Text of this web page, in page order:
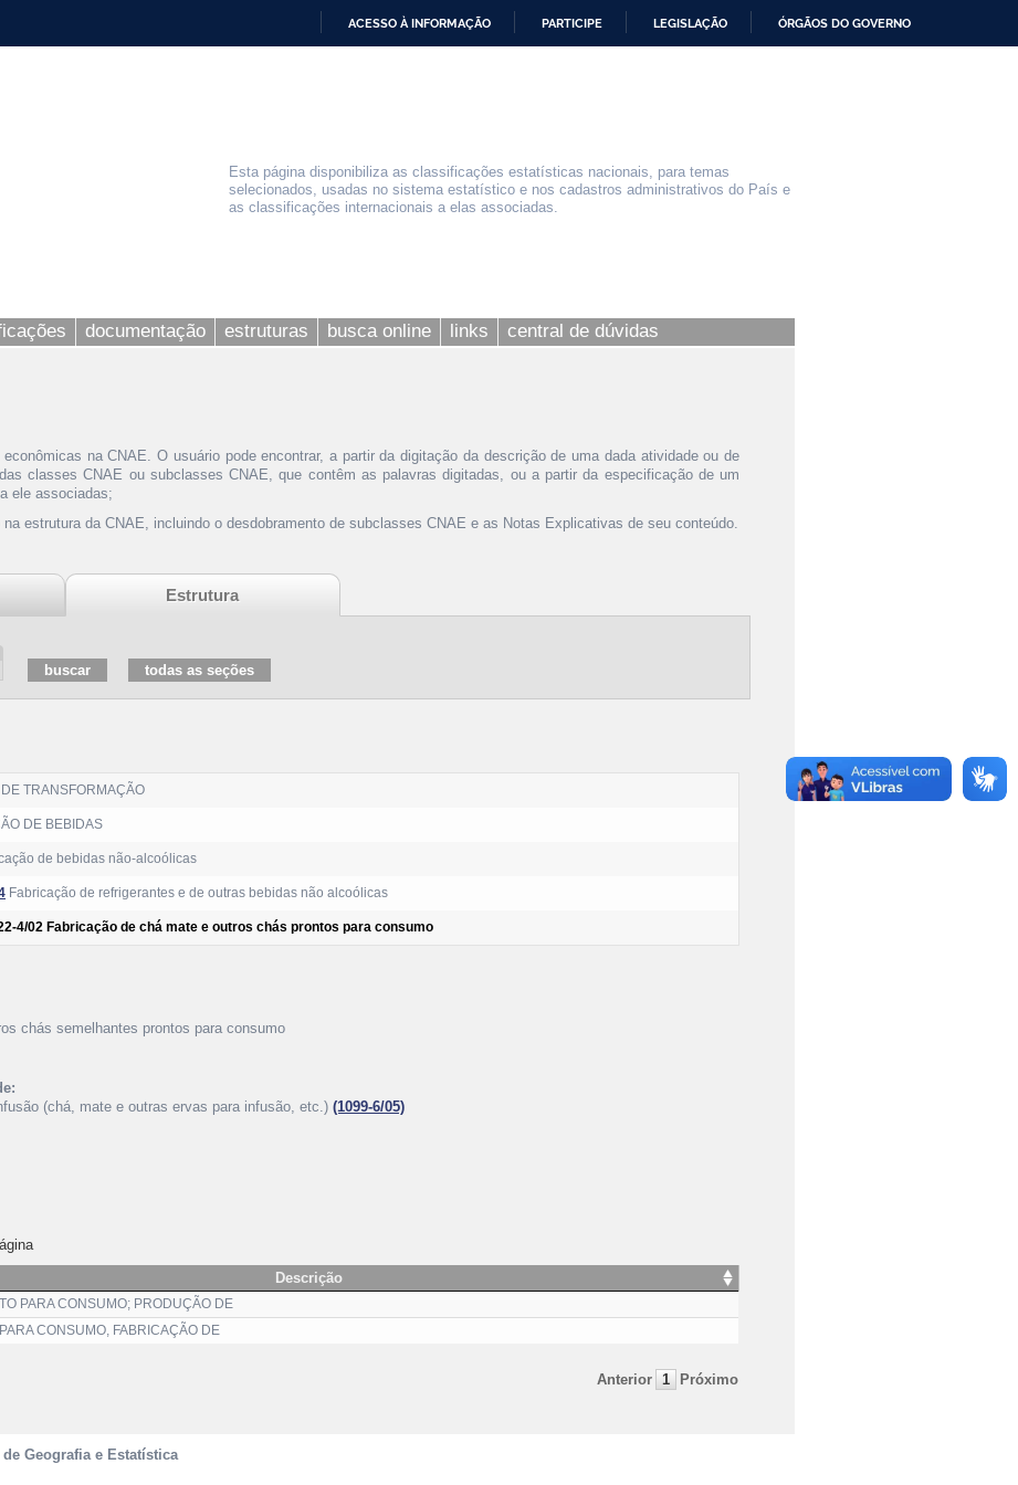
ACESSO À INFORMAÇÃO PARTICIPE LEGISLAÇÃO ÓRGÃOS DO GOVERNO
Esta página disponibiliza as classificações estatísticas nacionais, para temas
selecionados, usadas no sistema estatístico e nos cadastros administrativos do País e
as classificações internacionais a elas associadas.
documentação estruturas busca online links central de dúvidas
na CNAE. O usuário pode encontrar, a partir da digitação da descrição de uma dada atividade ou de
classes CNAE ou subclasses CNAE, que contêm as palavras digitadas, ou a partir da especificação de um
ele associadas;
na estrutura da CNAE, incluindo o desdobramento de subclasses CNAE e as Notas Explicativas de seu conteúdo.
Estrutura
DE TRANSFORMAÇÃO
DE BEBIDAS
de bebidas não-alcoólicas
Fabricação de refrigerantes e de outras bebidas não alcoólicas
4/02 Fabricação de chá mate e outros chás prontos para consumo
chás semelhantes prontos para consumo
(chá, mate e outras ervas para infusão, etc.) (1099-6/05)
Descrição
PARA CONSUMO; PRODUÇÃO DE
CONSUMO, FABRICAÇÃO DE
Anterior 1 Próximo
Geografia e Estatística